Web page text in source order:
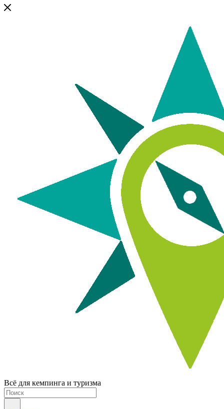
Всё для кемпинга и туризма